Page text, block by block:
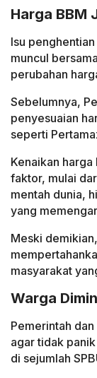
Harga BBM
Isu
muncul
perubahan
Sebelumnya,
penyesuaian
seperti
Kenaikan
faktor, mulai
mentah dunia,
yang
Meski
masyarakat
Warga
Pemerintah
agar tidak
di sejumlah